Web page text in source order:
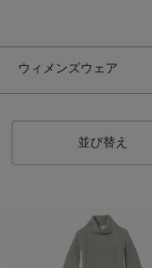
ウィメンズウェア
並び替え